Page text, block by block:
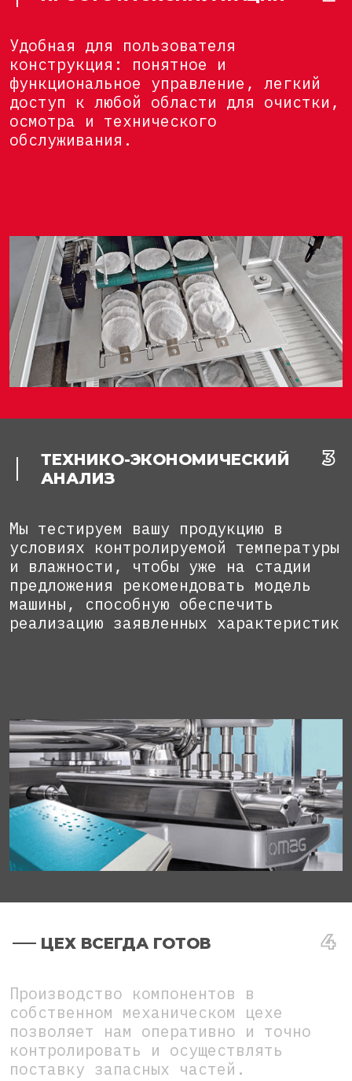
Удобная для пользователя
конструкция: понятное и
функциональное управление, легкий
доступ к любой области для очистки,
осмотра и технического
обслуживания.
ТЕХНИКО-ЭКОНОМИЧЕСКИЙ
АНАЛИЗ
Мы тестируем вашу продукцию в
условиях контролируемой температуры
и влажности, чтобы уже на стадии
предложения рекомендовать модель
машины, способную обеспечить
реализацию заявленных характеристик
ЦЕХ ВСЕГДА ГОТОВ
Производство компонентов в
собственном механическом цехе
позволяет нам оперативно и точно
контролировать и осуществлять
поставку запасных частей.